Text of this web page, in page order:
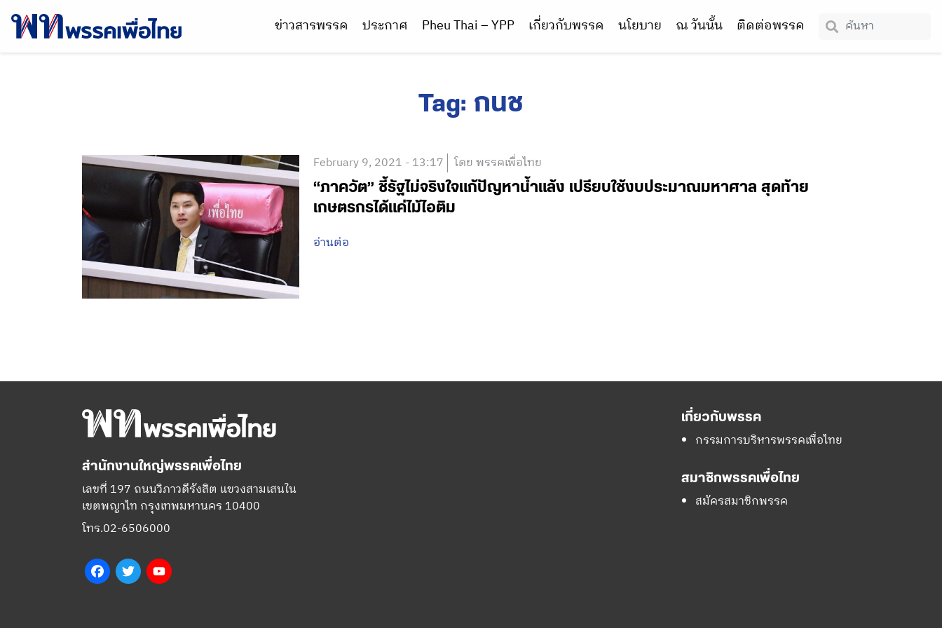
ข่าวสารพรรค ประกาศ Pheu Thai – YPP เกี่ยวกับพรรค นโยบาย ณ วันนั้น ติดต่อพรรค
Tag: กนช
February 9, 2021 - 13:17 โดย พรรคเพื่อไทย
“ภาควัต” ชี้รัฐไม่จริงใจแก้ปัญหาน้ำแล้ง เปรียบใช้งบประมาณมหาศาล สุดท้าย
เกษตรกรได้แค่ไม้ไอติม
อ่านต่อ
สำนักงานใหญ่พรรคเพื่อไทย
เลขที่ 197 ถนนวิภาวดีรังสิต แขวงสามเสนใน
เขตพญาไท กรุงเทพมหานคร 10400
โทร.02-6506000
FacebookTwitter
เกี่ยวกับพรรค
กรรมการบริหารพรรคเพื่อไทย
สมาชิกพรรคเพื่อไทย
สมัครสมาชิกพรรค